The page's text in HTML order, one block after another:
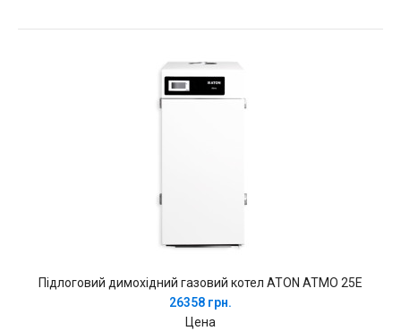
Підлоговий димохідний газовий котел ATON ATMO 25E
26358 грн.
Цена